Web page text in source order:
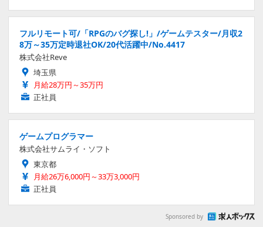
フルリモート可/「RPGのバグ探し!」/ゲームテスター/月収2
8万～35万定時退社OK/20代活躍中/No.4417
株式会社Reve
埼玉県
月給28万円～35万円
正社員
ゲームプログラマー
株式会社サムライ・ソフト
東京都
月給26万6,000円～33万3,000円
正社員
Sponsored by